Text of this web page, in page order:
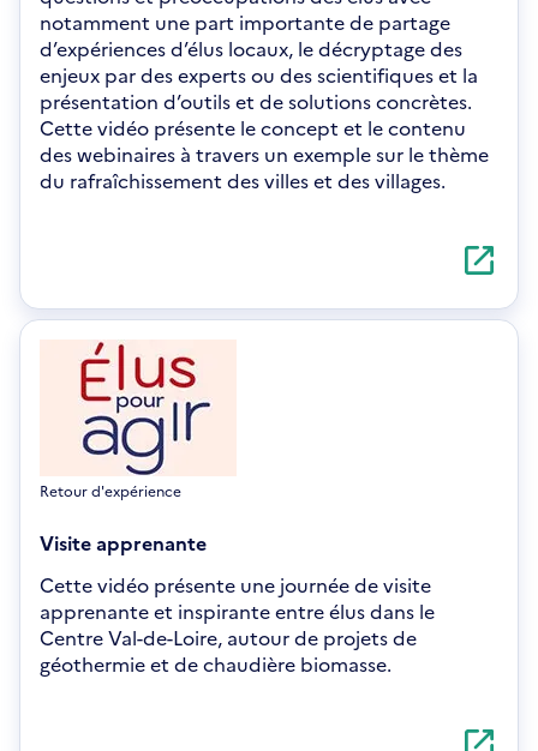
notamment une part importante de partage
d’expériences d’élus locaux, le décryptage des
enjeux par des experts ou des scientifiques et la
présentation d’outils et de solutions concrètes.
Cette vidéo présente le concept et le contenu
des webinaires à travers un exemple sur le thème
du rafraîchissement des villes et des villages.
nouvelle
fenêtre
Retour d'expérience
Visite apprenante
Cette vidéo présente une journée de visite
apprenante et inspirante entre élus dans le
Centre Val-de-Loire, autour de projets de
géothermie et de chaudière biomasse.